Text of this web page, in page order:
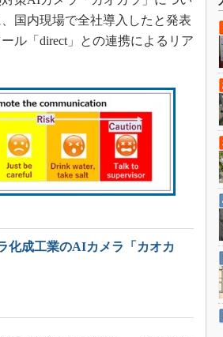
国内現場で全社導入したと発表
ル「direct」との連携によるリア
化成工業のAIカメラ「カオカ